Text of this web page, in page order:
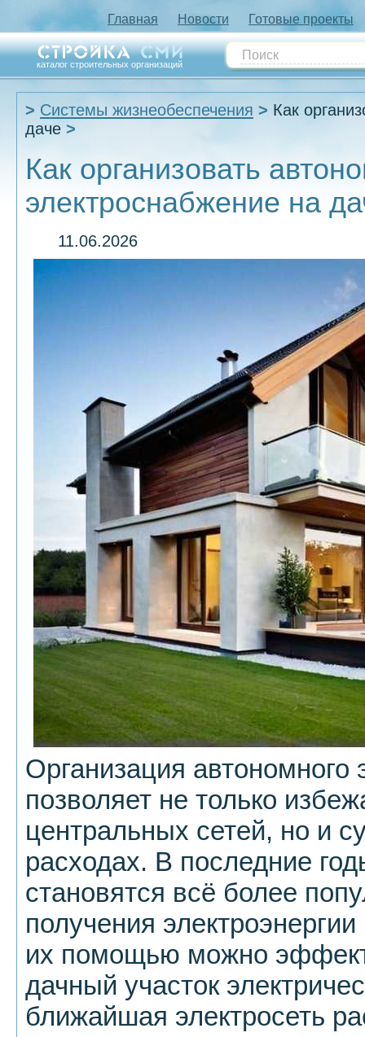
Главная Новости Готовые проекты
каталог строительных организаций
Системы жизнеобеспечения
Как
даче
Как организовать
электроснабжение на
11.06.2026
Организация автономного
позволяет не только
центральных сетей, но и
расходах. В последние
становятся всё более
получения
их помощью можно
дачный участок
ближайшая электросеть